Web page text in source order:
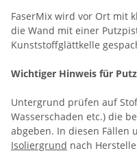
FaserMix wird vor Ort mit
die Wand mit einer
Kunststoffglättkelle
Wichtiger Hinweis für
Untergrund prüfen auf
Wasserschaden etc.) die
abgeben. In diesen Fällen
Isoliergrund nach